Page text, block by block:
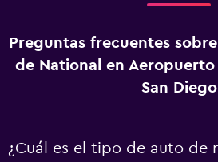
Preguntas frecuentes
de National en
San Diego
¿Cuál es el tipo de auto de